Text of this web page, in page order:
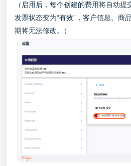
（启用后，每个创建的费用将自动
发票状态变为“有效”，客户信息、商
期将无法修改。）